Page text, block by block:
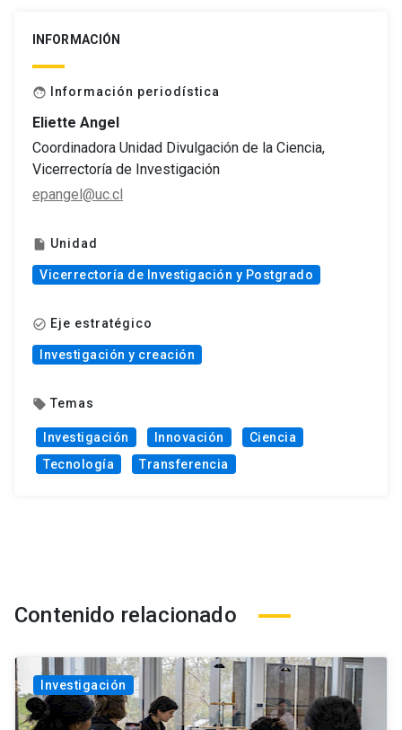
INFORMACIÓN
face Información periodística
Eliette Angel
Coordinadora Unidad Divulgación de la Ciencia,
Vicerrectoría de Investigación
epangel@uc.cl
insert_drive_file Unidad
Vicerrectoría de Investigación y Postgrado
check_circle_outline Eje estratégico
Investigación y creación
local_offer Temas
Investigación Innovación
Ciencia
Tecnología
Transferencia
Contenido relacionado
Investigación